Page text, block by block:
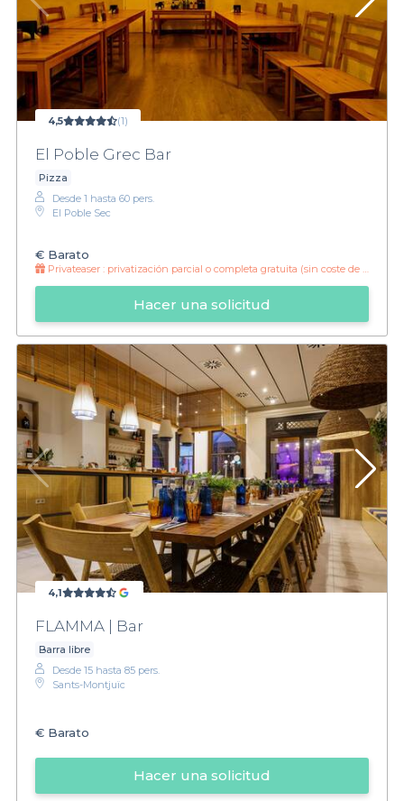
4,5 (1)
El Poble Grec Bar
Pizza
Desde 1 hasta 60 pers.
El Poble Sec
€ Barato
Privateaser : privatización parcial o completa gratuita (sin coste de privatización) hasta el mes de marzo!
Hacer una solicitud
4,1
FLAMMA | Bar
Barra libre
Desde 15 hasta 85 pers.
Sants-Montjuïc
€ Barato
Hacer una solicitud